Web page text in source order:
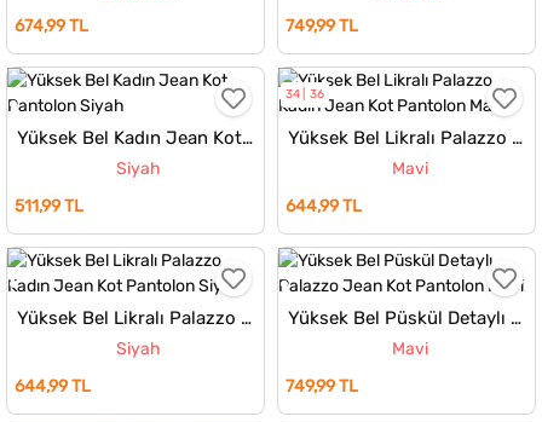
674,99 TL
749,99 TL
Yüksek Bel Kadın Jean Kot Pantolon
Siyah
511,99 TL
34 36
Yüksek Bel Likralı Palazzo Kadın Jean Kot Pantolon
Mavi
644,99 TL
Yüksek Bel Likralı Palazzo Kadın Jean Kot Pantolon
Siyah
644,99 TL
Yüksek Bel Püskül Detaylı Palazzo Jean Kot Pantolon
Mavi
749,99 TL